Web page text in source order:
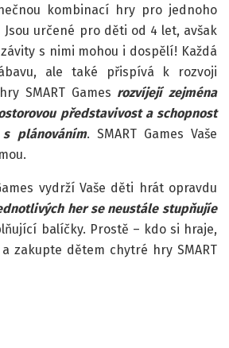
kombinací hry pro jednoho
určené pro děti od 4 let, avšak
s nimi mohou i dospělí! Každá
ale také přispívá k rozvoji
SMART Games rozvíjejí zejména
představivost a schopnost
plánováním. SMART Games Vaše
vydrží Vaše děti hrát opravdu
her se neustále stupňujíe
balíčky. Prostě – kdo si hraje,
zakupte dětem chytré hry SMART